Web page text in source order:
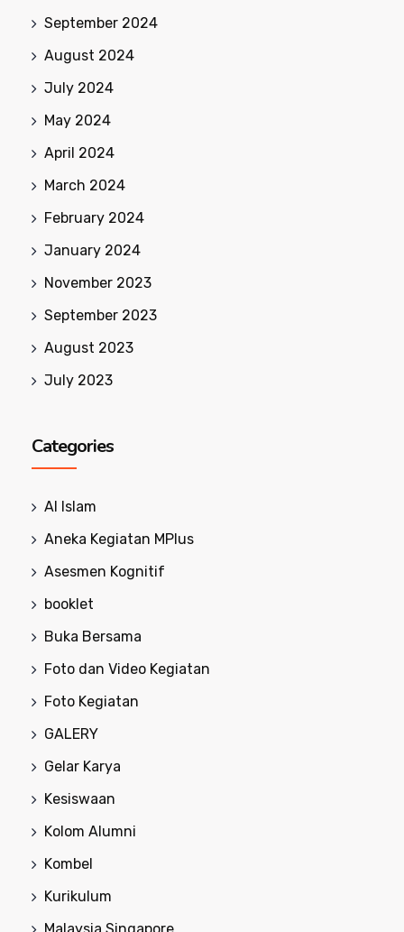
September 2024
August 2024
July 2024
May 2024
April 2024
March 2024
February 2024
January 2024
November 2023
September 2023
August 2023
July 2023
Categories
Al Islam
Aneka Kegiatan MPlus
Asesmen Kognitif
booklet
Buka Bersama
Foto dan Video Kegiatan
Foto Kegiatan
GALERY
Gelar Karya
Kesiswaan
Kolom Alumni
Kombel
Kurikulum